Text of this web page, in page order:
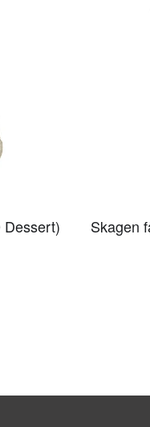
Dessert)